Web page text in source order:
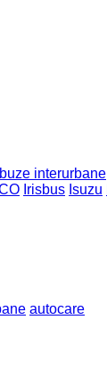
interurbane
Irisbus Isuzu
autocare